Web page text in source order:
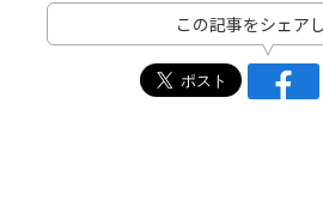
この記事をシェア